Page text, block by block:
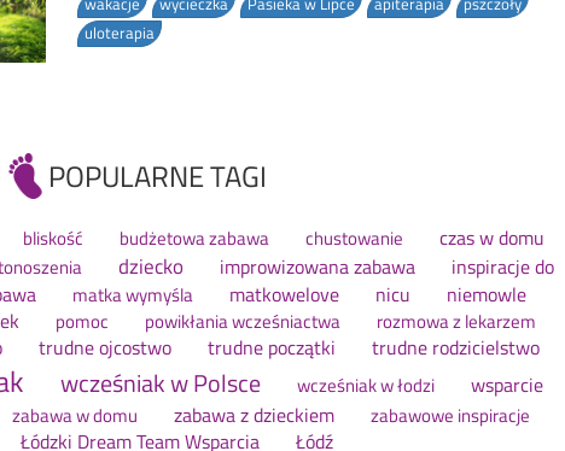
uloterapia
POPULARNE TAGI
bliskość budżetowa zabawa chustowanie czas w domu
dziecko improwizowana zabawa
inspiracje do
matka wymyśla matkowelove nicu
niemowle
pomoc powikłania wcześniactwa rozmowa z lekarzem
trudne ojcostwo trudne początki trudne rodzicielstwo
wcześniak w Polsce wcześniak w łodzi wsparcie
zabawa w domu zabawa z dzieckiem zabawowe inspiracje
Łódzki Dream Team Wsparcia Łódź